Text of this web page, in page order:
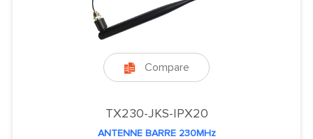
 Compare
TX230-JKS-IPX20
ANTENNE BARRE 230MHz